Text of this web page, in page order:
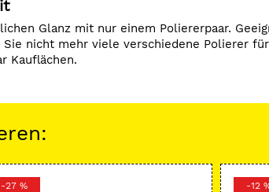
Glanz mit nur einem Poliererpaar.
nicht mehr viele verschiedene Polierer
Kauflächen.
-27 % -12